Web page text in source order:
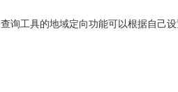
查询工具的地域定向功能可以根据自己